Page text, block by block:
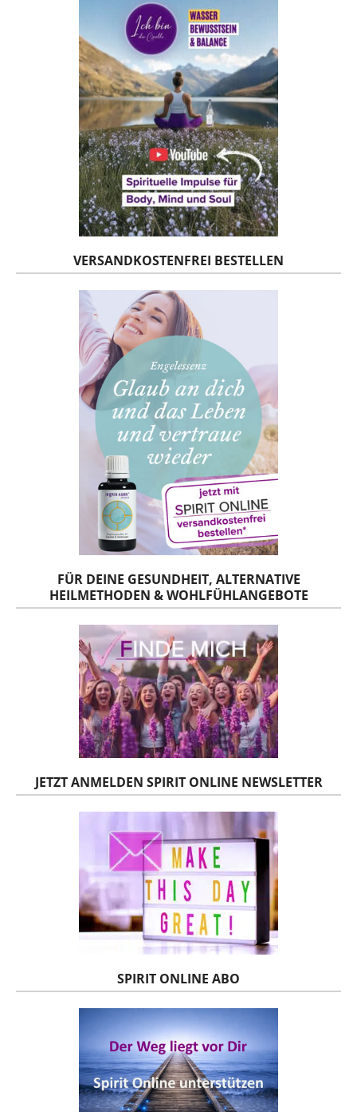
VERSANDKOSTENFREI BESTELLEN
FÜR DEINE GESUNDHEIT, ALTERNATIVE
HEILMETHODEN & WOHLFÜHLANGEBOTE
JETZT ANMELDEN SPIRIT ONLINE NEWSLETTER
SPIRIT ONLINE ABO